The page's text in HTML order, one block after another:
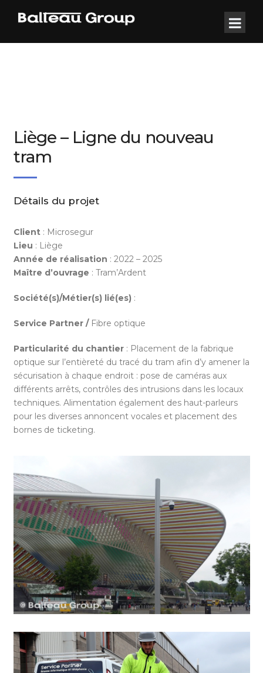
Liège – Ligne du nouveau
tram
Détails du projet
Client: Microsegur
Lieu : Liège
Année de réalisation : 2022 – 2025
Maître d’ouvrage : Tram’Ardent
Société(s)/Métier(s) lié(es):
Service Partner /Fibre optique
Particularité du chantier: Placement de la fabrique
optique sur l’entièreté du tracé du tram afin d’y amener la
sécurisation à chaque endroit : pose de caméras aux
différents arrêts, contrôles des intrusions dans les locaux
techniques. Alimentation également des haut-parleurs
pour les diverses annoncent vocales et placement des
bornes de ticketing.